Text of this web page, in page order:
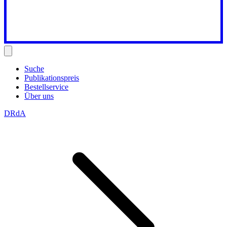
Suche
Publikationspreis
Bestellservice
Über uns
DRdA